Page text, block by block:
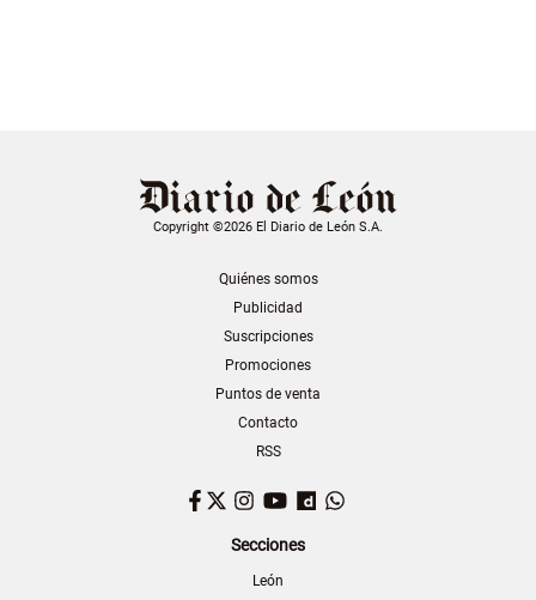
Copyright ©2026 El Diario de León S.A.
Quiénes somos
Publicidad
Suscripciones
Promociones
Puntos de venta
Contacto
RSS
Facebook
TwitterInstagram
YouTubeDailymotion
Secciones
León